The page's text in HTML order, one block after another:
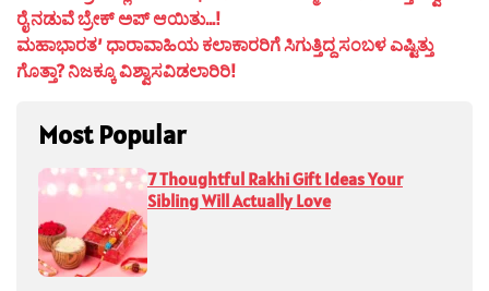
ರೈ ನಡುವೆ ಬ್ರೇಕ್ ಅಪ್ ಆಯಿತು…!
ಮಹಾಭಾರತ’ ಧಾರಾವಾಹಿಯ ಕಲಾಕಾರರಿಗೆ ಸಿಗುತ್ತಿದ್ದ ಸಂಬಳ ಎಷ್ಟಿತ್ತು
ಗೊತ್ತಾ? ನಿಜಕ್ಕೂ ವಿಶ್ವಾಸವಿಡಲಾರಿರಿ!
Most Popular
7 Thoughtful Rakhi Gift Ideas Your
Sibling Will Actually Love